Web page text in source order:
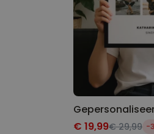
€ 19,99€ 29,99 -